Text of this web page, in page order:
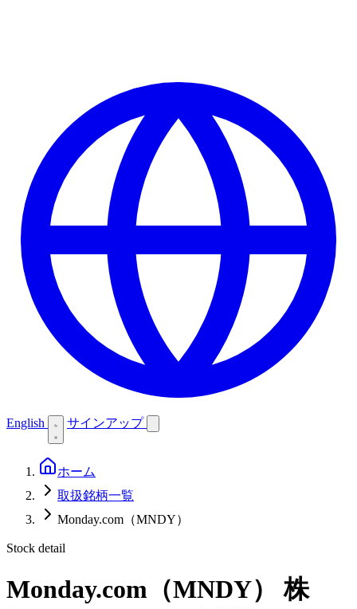
English サインアップ
ホーム
取扱銘柄一覧
Monday.com（MNDY）
Stock detail
Monday.com（MNDY）
株